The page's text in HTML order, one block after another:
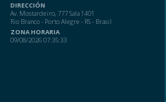
DIRECCIÓN
Av. Mostardeiro, 777 Sala 1401
Rio Branco - Porto Alegre - RS - Brasil
ZONA HORARIA
09/08/2026 07:35:33